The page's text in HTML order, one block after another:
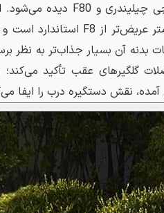
بدنه آن بسیار جذاب‌تر به نظر
گلگیرهای عقب تأکید
آمده، نقش دستگیره درب را ایفا